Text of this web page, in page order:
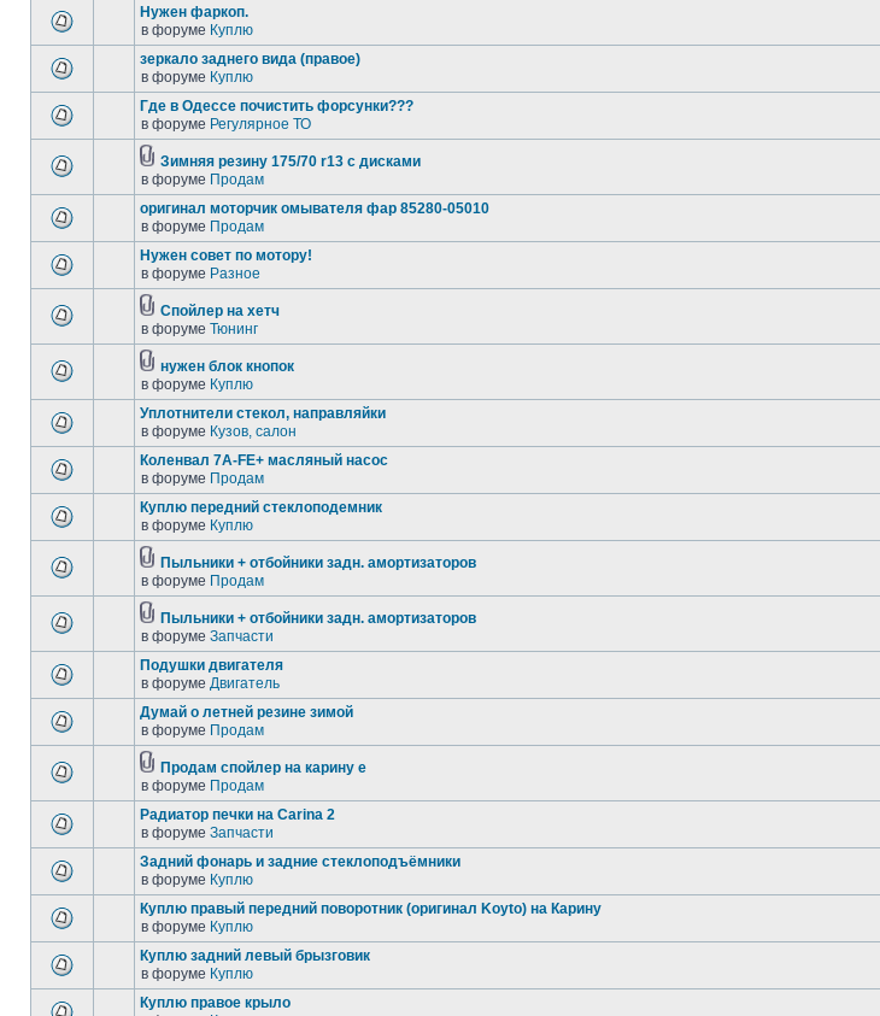
Нужен фаркоп.
в форуме Куплю
зеркало заднего вида (правое)
в форуме Куплю
Где в Одессе почистить форсунки???
в форуме Регулярное ТО
Зимняя резину 175/70 r13 с дисками
в форуме Продам
оригинал моторчик омывателя фар 85280-05010
в форуме Продам
Нужен совет по мотору!
в форуме Разное
Спойлер на хетч
в форуме Тюнинг
нужен блок кнопок
в форуме Куплю
Уплотнители стекол, направляйки
в форуме Кузов, салон
Коленвал 7А-FE+ масляный насос
в форуме Продам
Куплю передний стеклоподемник
в форуме Куплю
Пыльники + отбойники задн. амортизаторов
в форуме Продам
Пыльники + отбойники задн. амортизаторов
в форуме Запчасти
Подушки двигателя
в форуме Двигатель
Думай о летней резине зимой
в форуме Продам
Продам спойлер на карину е
в форуме Продам
Радиатор печки на Carina 2
в форуме Запчасти
Задний фонарь и задние стеклоподъёмники
в форуме Куплю
Куплю правый передний поворотник (оригинал Koyto) на Карину
в форуме Куплю
Куплю задний левый брызговик
в форуме Куплю
Куплю правое крыло